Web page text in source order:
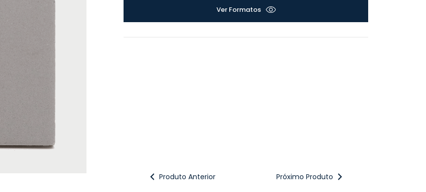
Ver Formatos
Produto Anterior Próximo Produto